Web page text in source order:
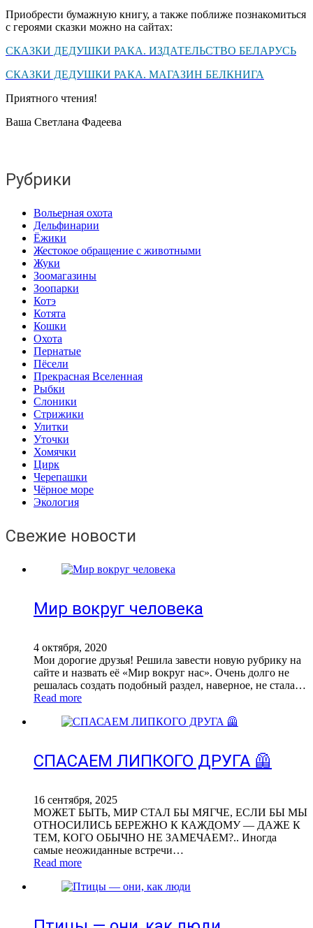
Приобрести бумажную книгу, а также поближе познакомиться
с героями сказки можно на сайтах:
СКАЗКИ ДЕДУШКИ РАКА. ИЗДАТЕЛЬСТВО БЕЛАРУСЬ
СКАЗКИ ДЕДУШКИ РАКА. МАГАЗИН БЕЛКНИГА
Приятного чтения!
Ваша Светлана Фадеева
Рубрики
Вольерная охота
Дельфинарии
Ёжики
Жестокое обращение с животными
Жуки
Зоомагазины
Зоопарки
Котэ
Котята
Кошки
Охота
Пернатые
Пёсели
Прекрасная Вселенная
Рыбки
Слоники
Стрижики
Улитки
Уточки
Хомячки
Цирк
Черепашки
Чёрное море
Экология
Свежие новости
Мир вокруг человека
4 октября, 2020
Мои дорогие друзья! Решила завести новую рубрику на
сайте и назвать её «Мир вокруг нас». Очень долго не
решалась создать подобный раздел, наверное, не стала…
Read more
СПАСАЕМ ЛИПКОГО ДРУГА 🦺
16 сентября, 2025
МОЖЕТ БЫТЬ, МИР СТАЛ БЫ МЯГЧЕ, ЕСЛИ БЫ МЫ
ОТНОСИЛИСЬ БЕРЕЖНО К КАЖДОМУ — ДАЖЕ К
ТЕМ, КОГО ОБЫЧНО НЕ ЗАМЕЧАЕМ?.. Иногда
самые неожиданные встречи…
Read more